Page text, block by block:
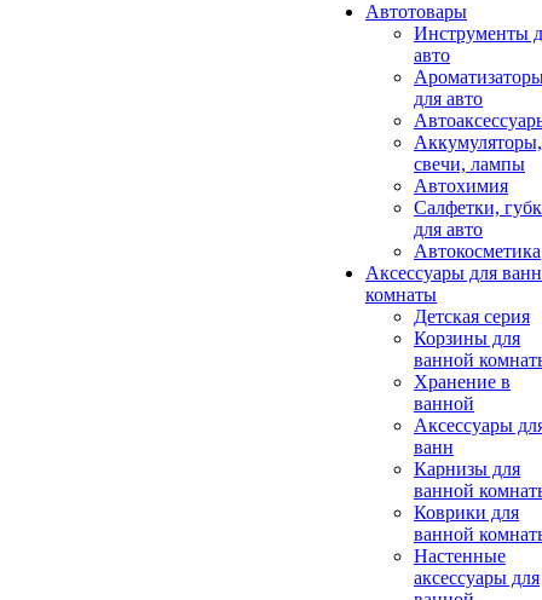
Автотовары
Инструменты
авто
для авто
Аккумуляторы,
свечи, лампы
Автохимия
Салфетки,
для авто
Автокосметика
Аксессуары для
комнаты
Детская серия
Корзины для
ванной
Хранение в
ванной
Аксессуары
ванн
Карнизы для
ванной
Коврики для
ванной
Настенные
аксессуары для